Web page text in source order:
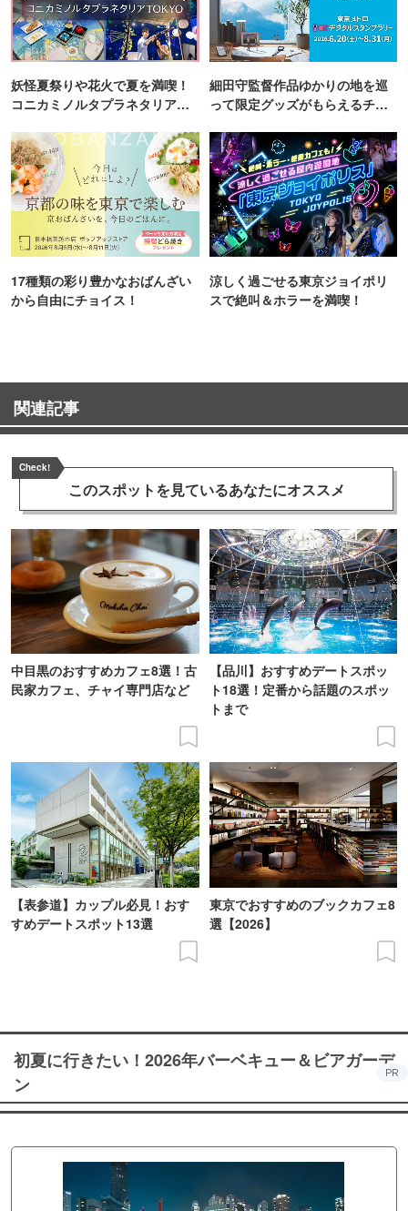
妖怪夏祭りや花火で夏を満喫！
コニカミノルタプラネタリア
細田守監督作品ゆかりの地を巡
って限定グッズがもらえるチャ
17種類の彩り豊かなおばんざい
から自由にチョイス！
涼しく過ごせる東京ジョイポリ
スで絶叫＆ホラーを満喫！
関連記事
Check!
このスポットを見ているあなたにオススメ
中目黒のおすすめカフェ8選！古
民家カフェ、チャイ専門店など
【品川】おすすめデートスポッ
ト18選！定番から話題のスポッ
トまで
【表参道】カップル必見！おす
すめデートスポット13選
東京でおすすめのブックカフェ8
選【2026】
初夏に行きたい！2026年バーベキュー＆ビアガーデ
ン
PR